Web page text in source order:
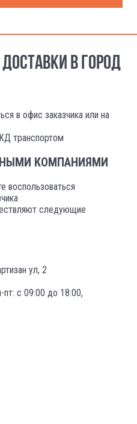
В ГОРОД
в офис заказчика или на
транспортом
КОМПАНИЯМИ
воспользоваться
следующие
ул, 2
пт: с 09:00 до 18:00,